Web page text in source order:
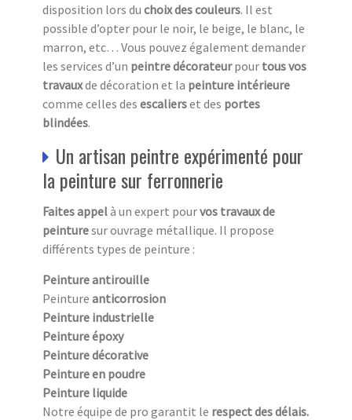
disposition lors du choix des couleurs. Il est
possible d’opter pour le noir, le beige, le blanc, le
marron, etc… Vous pouvez également demander
les services d’un peintre décorateurpour tous vos
travauxde décoration et la peinture intérieure
comme celles des escalierset des portes
blindées.
Un artisan peintre expérimenté pour
la peinture sur ferronnerie
Faites appelà un expert pourvos travaux de
peinturesur ouvrage métallique. Il propose
différents types de peinture :
Peinture antirouille
Peinture anticorrosion
Peinture industrielle
Peinture époxy
Peinture décorative
Peinture en poudre
Peinture liquide
Notre équipe de pro garantit le respect des délais.